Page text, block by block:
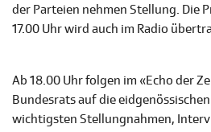
der Parteien nehmen Stellung. Die
17.00 Uhr wird auch im Radio
Ab 18.00 Uhr folgen im «Echo der
Bundesrats auf die
wichtigsten Stellungnahmen,